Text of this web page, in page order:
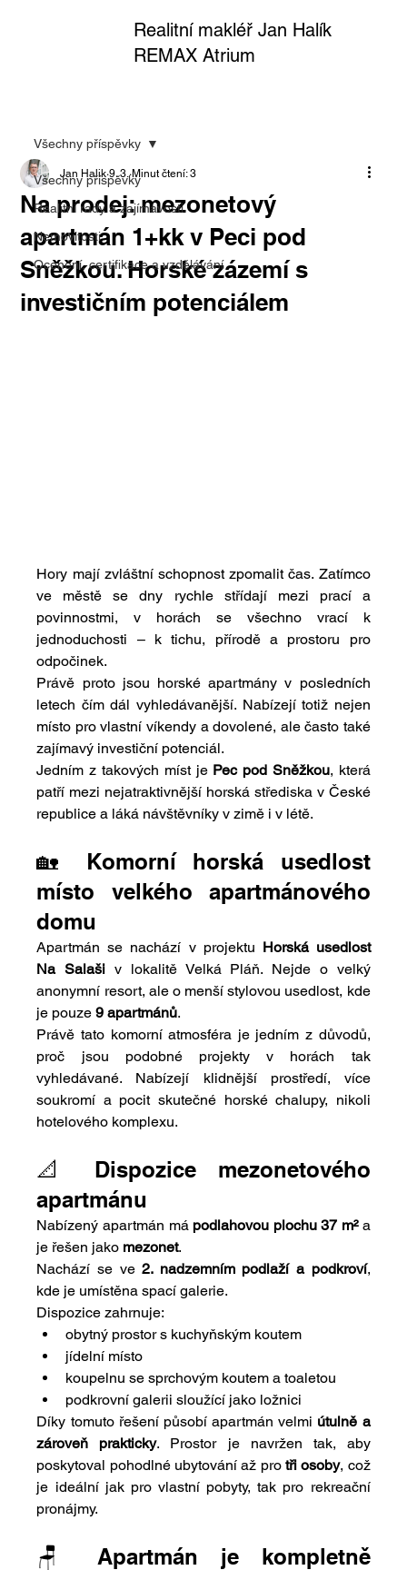
Realitní makléř Jan Halík
REMAX Atrium
Všechny příspěvky
Realitní rady a zajímavosti
Nemovitosti
Ocenění, certifikace a vzdělávání
Všechny příspěvky
Na prodej: mezonetový
apartmán 1+kk v Peci pod
Sněžkou. Horské zázemí s
investičním potenciálem
Jan Halik 9. 3. Minut čtení: 3
Hory mají zvláštní schopnost zpomalit čas. Zatímco
ve městě se dny rychle střídají mezi prací a
povinnostmi, v horách se všechno vrací k
jednoduchosti – k tichu, přírodě a prostoru pro
odpočinek.
Právě proto jsou horské apartmány v posledních
letech čím dál vyhledávanější. Nabízejí totiž nejen
místo pro vlastní víkendy a dovolené, ale často také
zajímavý investiční potenciál.
Jedním z takových míst je Pec pod Sněžkou, která
patří mezi nejatraktivnější horská střediska v České
republice a láká návštěvníky v zimě i v létě.
🏡 Komorní horská usedlost
místo velkého apartmánového
domu
Apartmán se nachází v projektu Horská usedlost
Na Salaši v lokalitě Velká Pláň. Nejde o velký
anonymní resort, ale o menší stylovou usedlost, kde
je pouze 9 apartmánů.
Právě tato komorní atmosféra je jedním z důvodů,
proč jsou podobné projekty v horách tak
vyhledávané. Nabízejí klidnější prostředí, více
soukromí a pocit skutečné horské chalupy, nikoli
hotelového komplexu.
📐 Dispozice mezonetového
apartmánu
Nabízený apartmán má podlahovou plochu 37 m² a
je řešen jako mezonet.
Nachází se ve 2. nadzemním podlaží a podkroví,
kde je umístěna spací galerie.
Dispozice zahrnuje:
obytný prostor s kuchyňským koutem
jídelní místo
koupelnu se sprchovým koutem a toaletou
podkrovní galerii sloužící jako ložnici
Díky tomuto řešení působí apartmán velmi útulně a
zároveň prakticky. Prostor je navržen tak, aby
poskytoval pohodlné ubytování až pro tři osoby, což
je ideální jak pro vlastní pobyty, tak pro rekreační
pronájmy.
🪑 Apartmán je kompletně